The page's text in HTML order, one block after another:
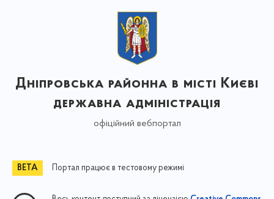
Дніпровська районна в місті Києві
державна адміністрація
офіційний вебпортал
Портал працює в тестовому режимі